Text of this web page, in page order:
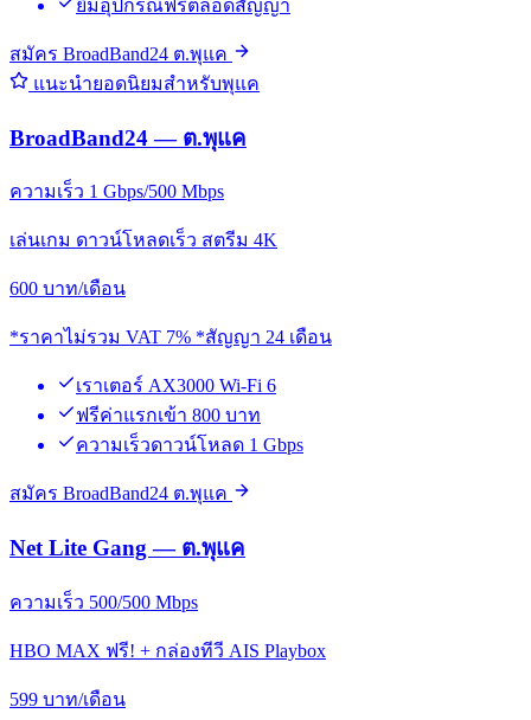
ยืมอุปกรณ์ฟรีตลอดสัญญา
สมัคร BroadBand24 ต.พุแค
แนะนำยอดนิยมสำหรับพุแค
BroadBand24 — ต.พุแค
ความเร็ว 1 Gbps/500 Mbps
เล่นเกม ดาวน์โหลดเร็ว สตรีม 4K
600 บาท/เดือน
*ราคาไม่รวม VAT 7% *สัญญา 24 เดือน
เราเตอร์ AX3000 Wi-Fi 6
ฟรีค่าแรกเข้า 800 บาท
ความเร็วดาวน์โหลด 1 Gbps
สมัคร BroadBand24 ต.พุแค
Net Lite Gang — ต.พุแค
ความเร็ว 500/500 Mbps
HBO MAX ฟรี! + กล่องทีวี AIS Playbox
599 บาท/เดือน